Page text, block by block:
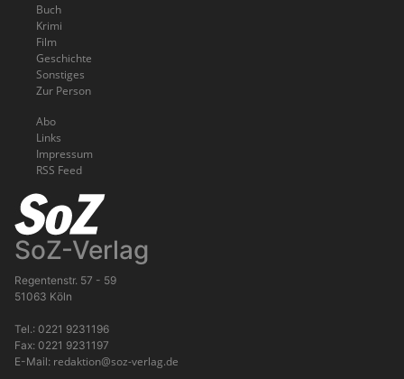
Buch
Krimi
Film
Geschichte
Sonstiges
Zur Person
Abo
Links
Impressum
RSS Feed
SoZ-Verlag
Regentenstr. 57 - 59
51063 Köln
Tel.: 0221 9231196
Fax: 0221 9231197
E-Mail: redaktion@soz-verlag.de